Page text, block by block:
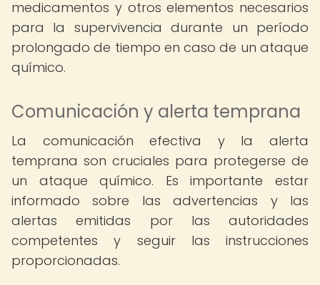
medicamentos y otros elementos necesarios
para la supervivencia durante un período
prolongado de tiempo en caso de un ataque
químico.
Comunicación y alerta temprana
La comunicación efectiva y la alerta
temprana son cruciales para protegerse de
un ataque químico. Es importante estar
informado sobre las advertencias y las
alertas emitidas por las autoridades
competentes y seguir las instrucciones
proporcionadas.